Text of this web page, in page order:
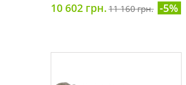
10 602 грн.11 160 грн. -5%